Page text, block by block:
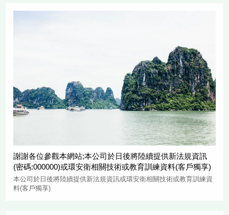
謝謝各位參觀本網站;本公司於日後將陸續提供新法規資訊
(密碼:000000)或環安衛相關技術或教育訓練資料(客戶獨享)
本公司於日後將陸續提供新法規資訊或環安衛相關技術或教育訓練資
料(客戶獨享)